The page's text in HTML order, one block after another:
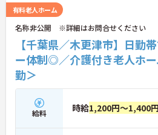
ントもお伝えしますので是非ご応募お
ます。
有料老人ホーム
名称非公開 ※詳細はお問合せください
【千葉県／木更津市】日勤
ー体制◎／介護付き老人ホ
勤＞
給料 時給1,200円～1,400円